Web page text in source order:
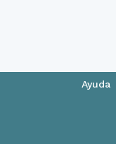
Ayuda